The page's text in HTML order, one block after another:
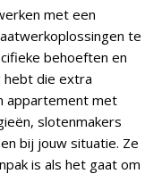
met een
te
behoeften en
hebt die extra
appartement met
slotenmakers
bij jouw situatie. Ze
is als het gaat om